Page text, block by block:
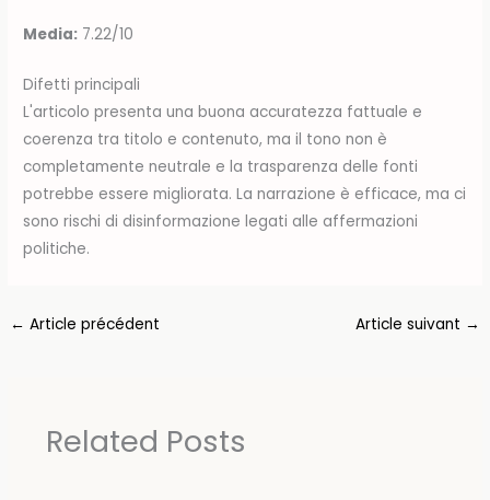
Media: 7.22/10
Difetti principali
L'articolo presenta una buona accuratezza fattuale e
coerenza tra titolo e contenuto, ma il tono non è
completamente neutrale e la trasparenza delle fonti
potrebbe essere migliorata. La narrazione è efficace, ma ci
sono rischi di disinformazione legati alle affermazioni
politiche.
← Article précédent Article suivant →
Related Posts